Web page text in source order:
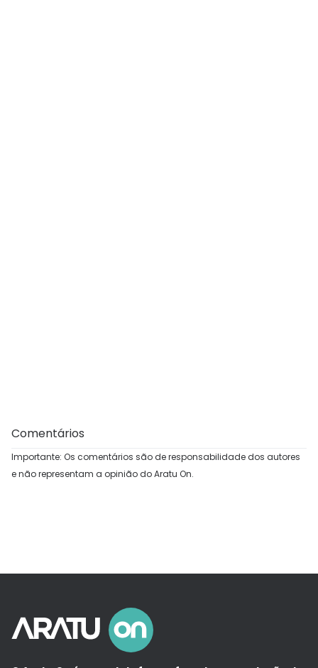
Comentários
Importante: Os comentários são de responsabilidade dos autores
e não representam a opinião do Aratu On.